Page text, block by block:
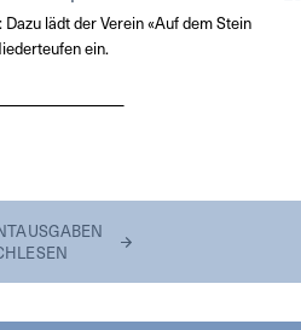
lädt der Verein «Auf dem Stein
ein.